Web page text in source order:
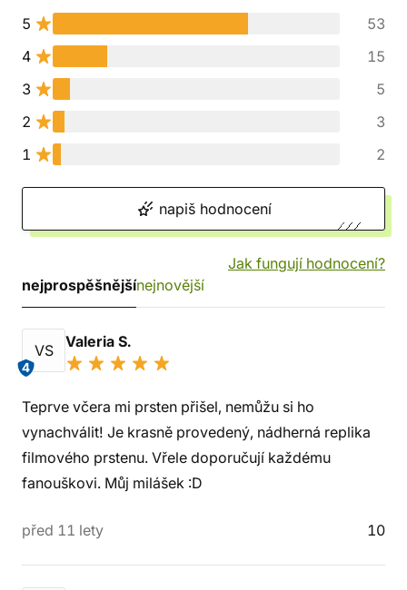
5
53
4
15
3
5
2
3
1
2
napiš hodnocení
Jak fungují hodnocení?
nejprospěšnějšínejnovější
VS
4
Valeria S.
Teprve včera mi prsten přišel, nemůžu si ho
vynachválit! Je krasně provedený, nádherná replika
filmového prstenu. Vřele doporučují každému
fanouškovi. Můj milášek :D
před 11 lety 10